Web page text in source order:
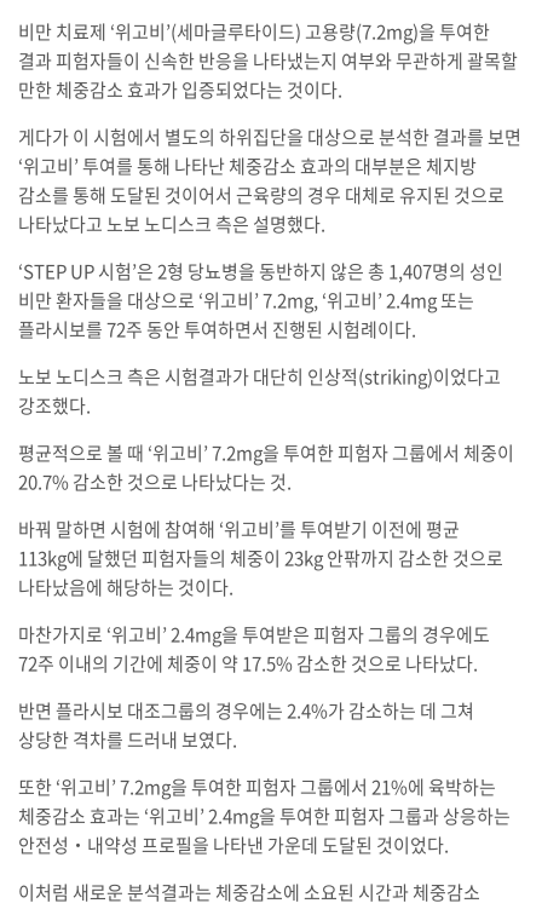
비만 치료제 ‘위고비’(세마글루타이드) 고용량(7.2mg)을 투여한
결과 피험자들이 신속한 반응을 나타냈는지 여부와 무관하게 괄목할
만한 체중감소 효과가 입증되었다는 것이다.
게다가 이 시험에서 별도의 하위집단을 대상으로 분석한 결과를 보면
‘위고비’ 투여를 통해 나타난 체중감소 효과의 대부분은 체지방
감소를 통해 도달된 것이어서 근육량의 경우 대체로 유지된 것으로
나타났다고 노보 노디스크 측은 설명했다.
‘STEP UP 시험’은 2형 당뇨병을 동반하지 않은 총 1,407명의 성인
비만 환자들을 대상으로 ‘위고비’ 7.2mg, ‘위고비’ 2.4mg 또는
플라시보를 72주 동안 투여하면서 진행된 시험례이다.
노보 노디스크 측은 시험결과가 대단히 인상적(striking)이었다고
강조했다.
평균적으로 볼 때 ‘위고비’ 7.2mg을 투여한 피험자 그룹에서 체중이
20.7% 감소한 것으로 나타났다는 것.
바꿔 말하면 시험에 참여해 ‘위고비’를 투여받기 이전에 평균
113kg에 달했던 피험자들의 체중이 23kg 안팎까지 감소한 것으로
나타났음에 해당하는 것이다.
마찬가지로 ‘위고비’ 2.4mg을 투여받은 피험자 그룹의 경우에도
72주 이내의 기간에 체중이 약 17.5% 감소한 것으로 나타났다.
반면 플라시보 대조그룹의 경우에는 2.4%가 감소하는 데 그쳐
상당한 격차를 드러내 보였다.
또한 ‘위고비’ 7.2mg을 투여한 피험자 그룹에서 21%에 육박하는
체중감소 효과는 ‘위고비’ 2.4mg을 투여한 피험자 그룹과 상응하는
안전성‧내약성 프로필을 나타낸 가운데 도달된 것이었다.
이처럼 새로운 분석결과는 체중감소에 소요된 시간과 체중감소